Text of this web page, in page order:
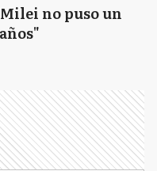
no puso un